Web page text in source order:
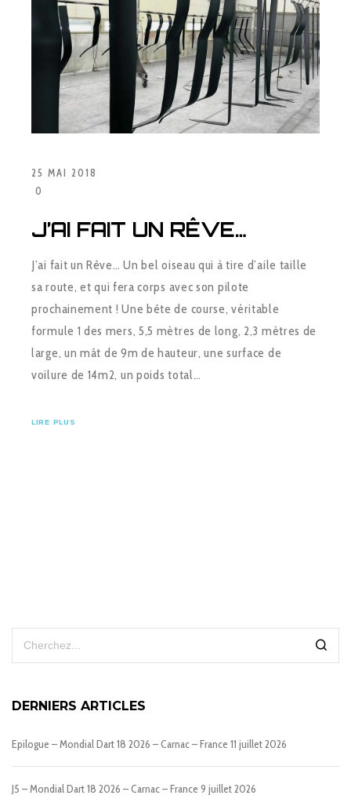
25 MAI 2018
0
J’AI FAIT UN RÊVE…
J’ai fait un Rêve… Un bel oiseau qui à tire d’aile taille
sa route, et qui fera corps avec son pilote
prochainement ! Une bête de course, véritable
formule 1 des mers, 5,5 mètres de long, 2,3 mètres de
large, un mât de 9m de hauteur, une surface de
voilure de 14m2, un poids total…
LIRE PLUS
DERNIERS ARTICLES
Epilogue – Mondial Dart 18 2026 – Carnac – France 11 juillet 2026
J5 – Mondial Dart 18 2026 – Carnac – France 9 juillet 2026